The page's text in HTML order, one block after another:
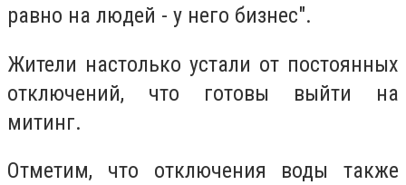
равно на людей - у него бизнес".
Жители настолько устали от постоянных
отключений, что готовы выйти на
митинг.
Отметим, что отключения воды также